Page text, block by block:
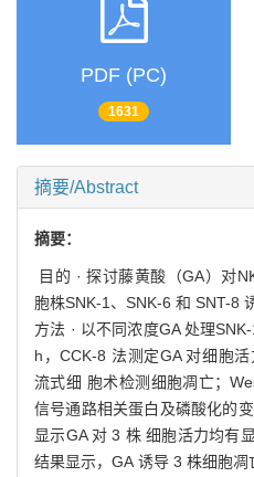
PDF (PC)
1631
摘要/Abstract
摘要：
目的 · 探讨藤黄酸（GA）对
胞株SNK-1、SNK-6 和 SNT-8
方法 · 以不同浓度GA 处理
h，CCK-8 法测定GA 对细胞
流式细 胞术检测细胞凋亡；
信号通路相关蛋白及磷酸化的
显示GA 对 3 株 细胞活力均有
结果显示，GA 诱导 3 株细胞